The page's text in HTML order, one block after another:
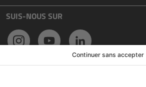
SUIS-NOUS SUR
avec TVA. Hors frais de transport